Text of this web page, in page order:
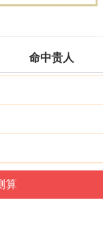
命中贵人